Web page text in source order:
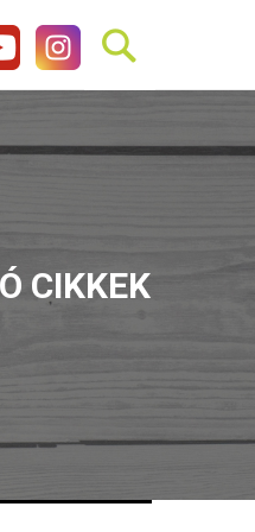
CIKKEK